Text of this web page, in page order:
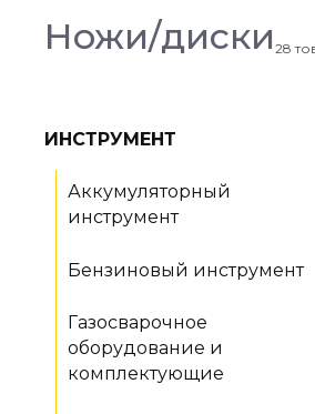
Ножи/диски 28
ИНСТРУМЕНТ
Аккумуляторный
инструмент
Бензиновый инструмент
Газосварочное
оборудование и
комплектующие